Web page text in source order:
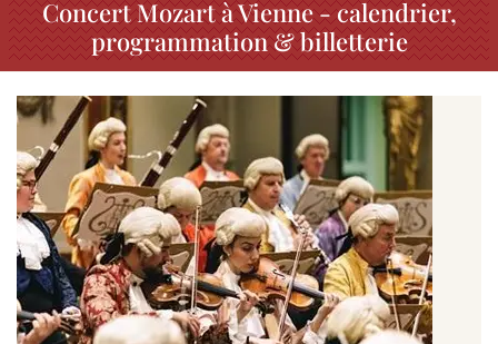
Concert Mozart à Vienne - calendrier,
programmation & billetterie